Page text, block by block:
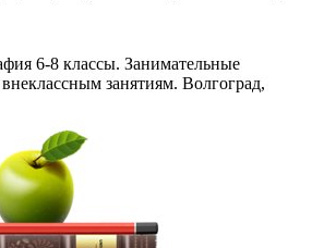
6-8 классы. Занимательные
занятиям. Волгоград,